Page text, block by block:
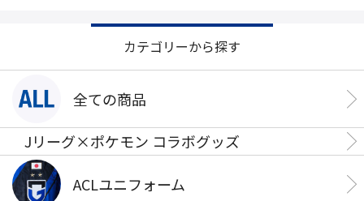
カテゴリーから探す
全ての商品
Jリーグ×ポケモン コラボグッズ
ACLユニフォーム